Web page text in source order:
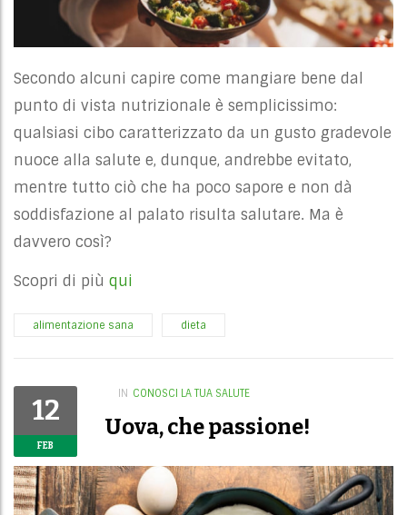
Secondo alcuni capire come mangiare bene dal
punto di vista nutrizionale è semplicissimo:
qualsiasi cibo caratterizzato da un gusto gradevole
nuoce alla salute e, dunque, andrebbe evitato,
mentre tutto ciò che ha poco sapore e non dà
soddisfazione al palato risulta salutare. Ma è
davvero così?
Scopri di più qui
alimentazione sana dieta
12
FEB
IN CONOSCI LA TUA SALUTE
Uova, che passione!